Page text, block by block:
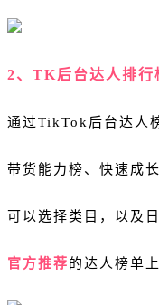
2、TK后台达人排行
通过TikTok后台达人
带货能力榜、快速成
可以选择类目，以及
官方推荐的达人榜单